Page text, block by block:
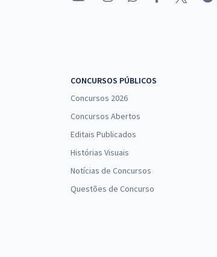
CONCURSOS PÚBLICOS
Concursos 2026
Concursos Abertos
Editais Publicados
Histórias Visuais
Notícias de Concursos
Questões de Concurso